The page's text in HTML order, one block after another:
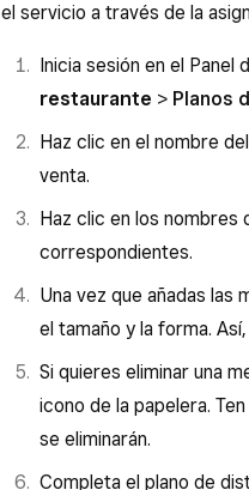
el servicio a través de la
Inicia sesión en el Panel
restaurante > Planos
Haz clic en el nombre
venta.
Haz clic en los nombres
correspondientes.
Una vez que añadas las
el tamaño y la forma.
Si quieres eliminar una
icono de la papelera.
se eliminarán.
Completa el plano de